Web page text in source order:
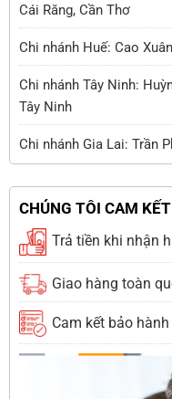
Cái Răng, Cần Thơ
Chi nhánh Huế: Cao
Chi nhánh Tây Ninh:
Tây Ninh
Chi nhánh Gia Lai: Trần
CHÚNG TÔI CAM KẾT
Trả tiền khi nhận
Giao hàng toàn
Cam kết bảo